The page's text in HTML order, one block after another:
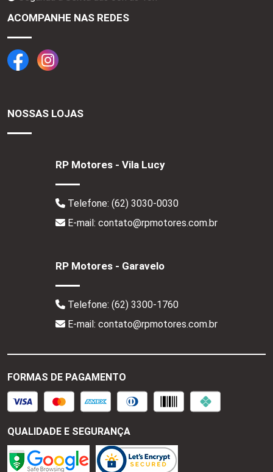
ACOMPANHE NAS REDES
NOSSAS LOJAS
RP Motores - Vila Lucy
Telefone: (62) 3030-0030
E-mail: contato@rpmotores.com.br
RP Motores - Garavelo
Telefone: (62) 3300-1760
E-mail: contato@rpmotores.com.br
FORMAS DE PAGAMENTO
QUALIDADE E SEGURANÇA